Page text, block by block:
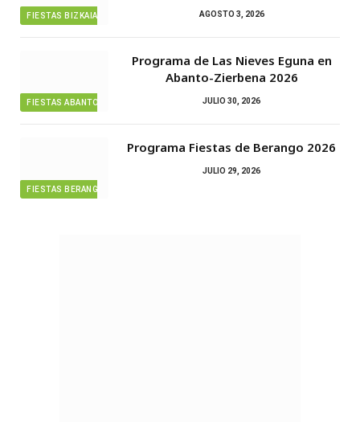
FIESTAS BIZKAIA AGOSTO 3, 2026
FIESTAS ABANTO ZIERBENA
Programa de Las Nieves Eguna en
Abanto-Zierbena 2026
JULIO 30, 2026
FIESTAS BERANGO
Programa Fiestas de Berango 2026
JULIO 29, 2026